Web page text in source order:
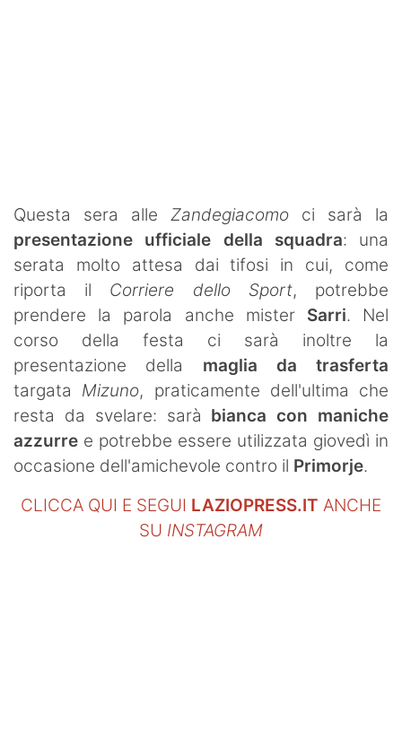
Contatti
Questa sera alle Zandegiacomo ci sarà la
presentazione ufficiale della squadra: una
serata molto attesa dai tifosi in cui, come
riporta il Corriere dello Sport, potrebbe
prendere la parola anche mister Sarri. Nel
corso della festa ci sarà inoltre la
presentazione della maglia da trasferta
targata Mizuno, praticamente dell'ultima che
resta da svelare: sarà bianca con maniche
azzurre e potrebbe essere utilizzata giovedì in
occasione dell'amichevole contro il Primorje.
CLICCA QUI E SEGUI LAZIOPRESS.IT ANCHE
SU INSTAGRAM